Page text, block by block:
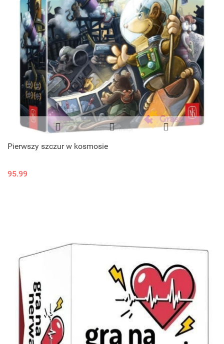
Pierwszy szczur w kosmosie
95.99